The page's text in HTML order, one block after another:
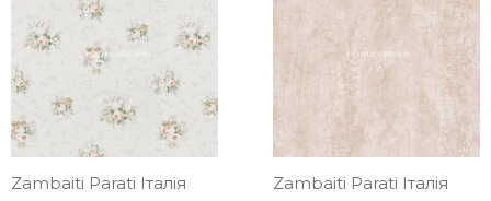
Zambaiti Parati Італія Zambaiti Parati Італія